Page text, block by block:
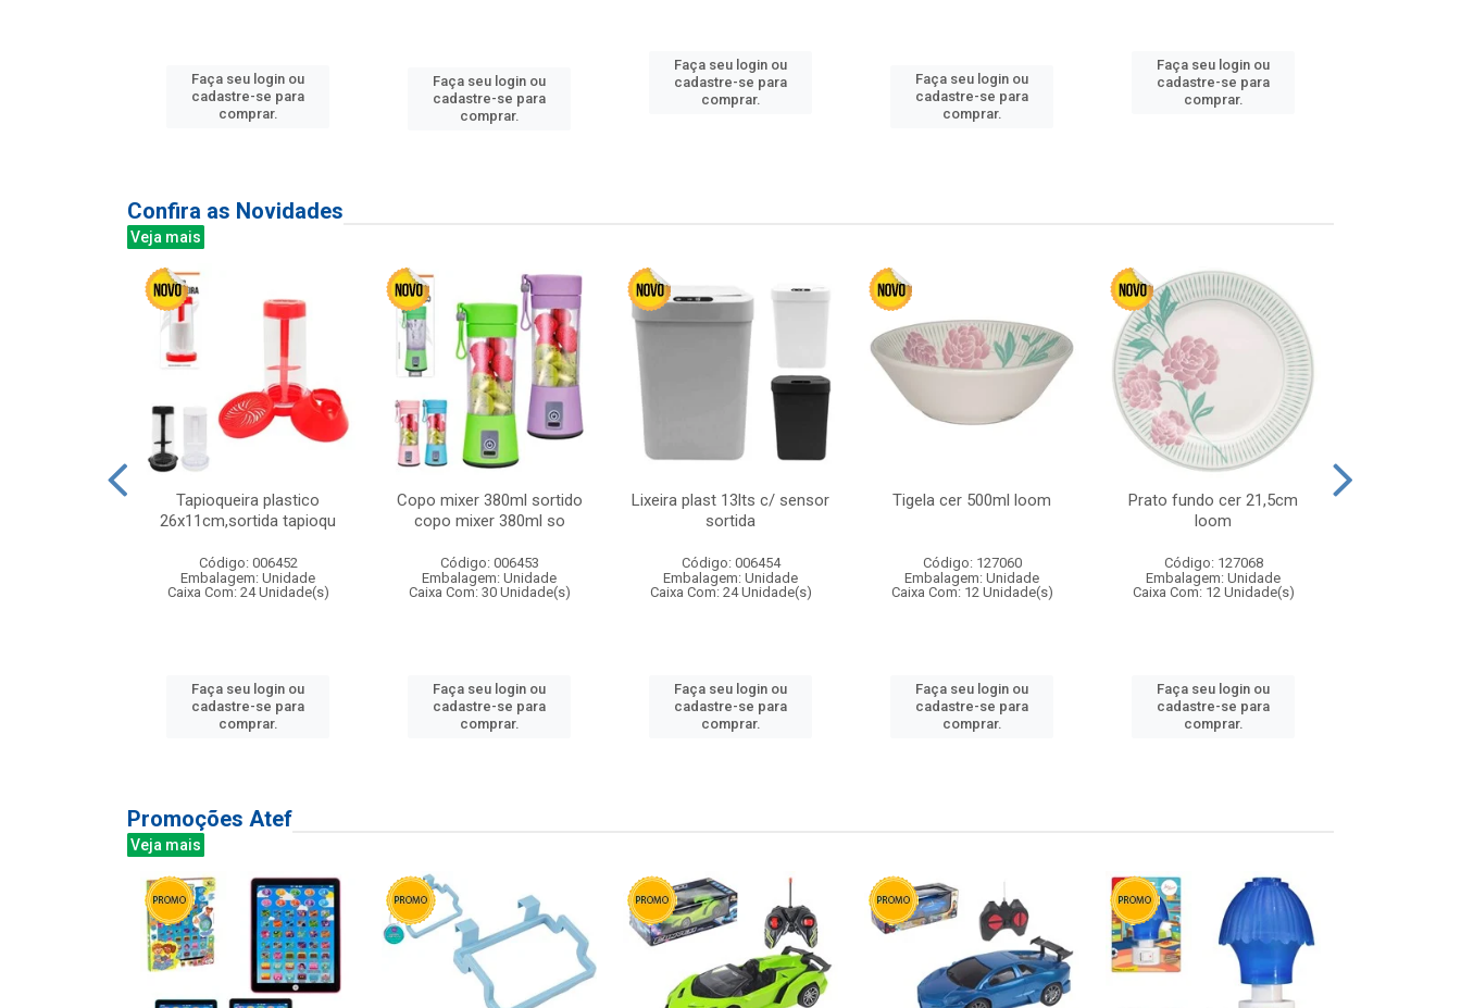
Faça seu login ou
cadastre-se para
comprar.
Faça seu login ou
cadastre-se para
comprar.
Faça seu login ou
cadastre-se para
comprar.
Faça seu login ou
cadastre-se para
comprar.
Faça seu login ou
cadastre-se para
comprar.
Confira as Novidades
Veja mais
Tapioqueira plastico
26x11cm,sortida tapioqu
Código: 006452
Embalagem: Unidade
Caixa Com: 24 Unidade(s)
Faça seu login ou
cadastre-se para
comprar.
Copo mixer 380ml sortido
copo mixer 380ml so
Código: 006453
Embalagem: Unidade
Caixa Com: 30 Unidade(s)
Faça seu login ou
cadastre-se para
comprar.
Lixeira plast 13lts c/ sensor
sortida
Código: 006454
Embalagem: Unidade
Caixa Com: 24 Unidade(s)
Faça seu login ou
cadastre-se para
comprar.
Tigela cer 500ml loom
Código: 127060
Embalagem: Unidade
Caixa Com: 12 Unidade(s)
Faça seu login ou
cadastre-se para
comprar.
Prato fundo cer 21,5cm
loom
Código: 127068
Embalagem: Unidade
Caixa Com: 12 Unidade(s)
Faça seu login ou
cadastre-se para
comprar.
Promoções Atef
Veja mais